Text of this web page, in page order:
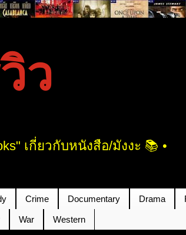
ว
เกี่ยวกับหนังสือ/มังงะ 📚 •
Crime Documentary Drama
War Western